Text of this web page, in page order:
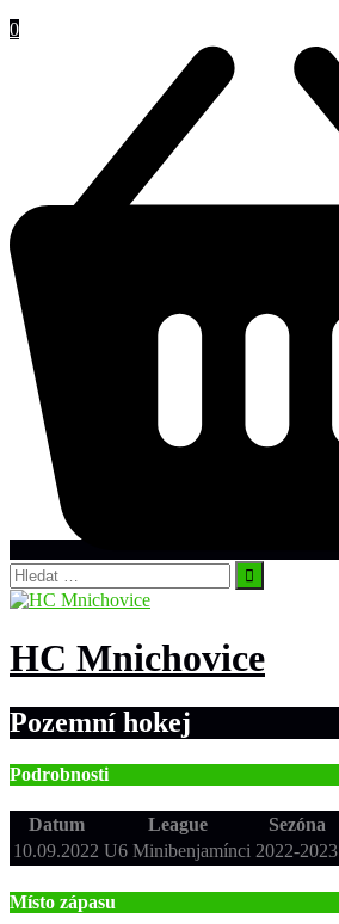
0
Vyhledávání
HC Mnichovice
Pozemní hokej
Podrobnosti
Datum League
Sezóna
10.09.2022 U6 Minibenjamínci 2022-2023
Místo zápasu